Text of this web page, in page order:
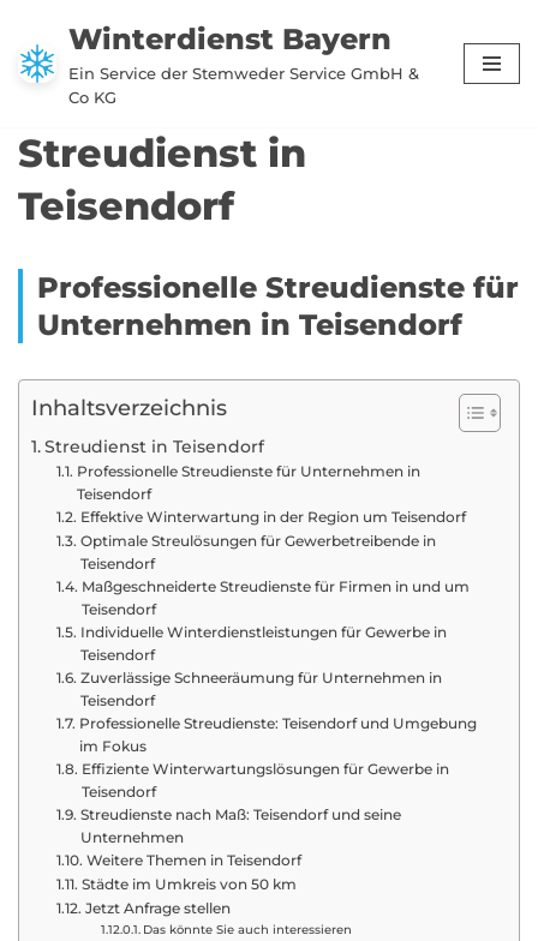
Zum
Inhalt
Winterdienst Bayern
Ein Service der Stemweder Service GmbH &
Co KG
Streudienst in
Teisendorf
Professionelle Streudienste für
Unternehmen in Teisendorf
Inhaltsverzeichnis
Streudienst in Teisendorf
Professionelle Streudienste für Unternehmen in
Teisendorf
Effektive Winterwartung in der Region um Teisendorf
Optimale Streulösungen für Gewerbetreibende in
Teisendorf
Maßgeschneiderte Streudienste für Firmen in und um
Teisendorf
Individuelle Winterdienstleistungen für Gewerbe in
Teisendorf
Zuverlässige Schneeräumung für Unternehmen in
Teisendorf
Professionelle Streudienste: Teisendorf und Umgebung
im Fokus
Effiziente Winterwartungslösungen für Gewerbe in
Teisendorf
Streudienste nach Maß: Teisendorf und seine
Unternehmen
Weitere Themen in Teisendorf
Städte im Umkreis von 50 km
Jetzt Anfrage stellen
Das könnte Sie auch interessieren